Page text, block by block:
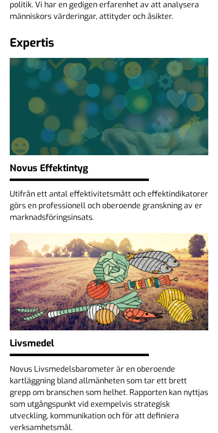
politik. Vi har en gedigen erfarenhet av att analysera
människors värderingar, attityder och åsikter.
Expertis
Novus Effektintyg
Utifrån ett antal effektivitetsmått och effektindikatorer
görs en professionell och oberoende granskning av er
marknadsföringsinsats.
Livsmedel
Novus Livsmedelsbarometer är en oberoende
kartläggning bland allmänheten som tar ett brett
grepp om branschen som helhet. Rapporten kan nyttjas
som utgångspunkt vid exempelvis strategisk
utveckling, kommunikation och för att definiera
verksamhetsmål.